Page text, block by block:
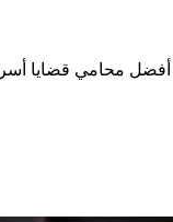
أفضل محامي قضايا